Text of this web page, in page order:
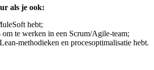
als je ook:
hebt;
om te werken in een Scrum/Agile-team;
methodieken en procesoptimalisatie hebt.